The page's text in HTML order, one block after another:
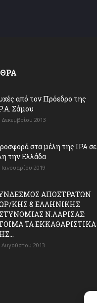
από τον Πρόεδρο της
Σάμου
Δεκεμβρίου 2013
στα μέλη της ΙΡΑ σε
την Ελλάδα
Ιανουαρίου 2019
ΑΠΟΣΤΡΑΤΩΝ
ΚΗΣ & ΕΛΛΗΝΙΚΗΣ
Ν.ΛΑΡΙΣΑΣ:
ΤΑ ΕΚΚΑΘΑΡΙΣΤΙΚΑ
Αυγούστου 2013